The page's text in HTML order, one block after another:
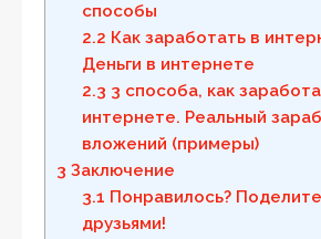
способы
2.2 Как заработать в
Деньги в интернете
2.3 3 способа, как
интернете. Реальный
вложений (примеры)
3 Заключение
3.1 Понравилось?
друзьями!